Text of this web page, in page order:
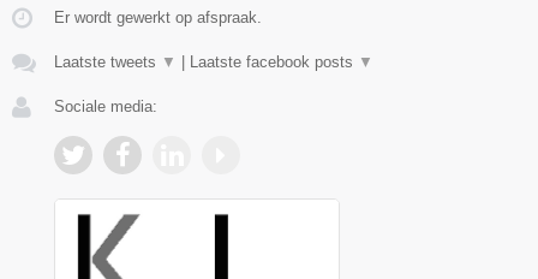
Er wordt gewerkt op afspraak.
Laatste tweets ▼ Laatste facebook posts ▼
Sociale media: